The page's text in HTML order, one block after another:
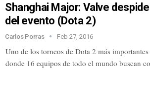
Shanghai Major: Valve
del evento (Dota 2)
Carlos Porras Feb 27, 2016
Uno de los torneos de Dota 2 más
donde 16 equipos de todo el mundo buscan